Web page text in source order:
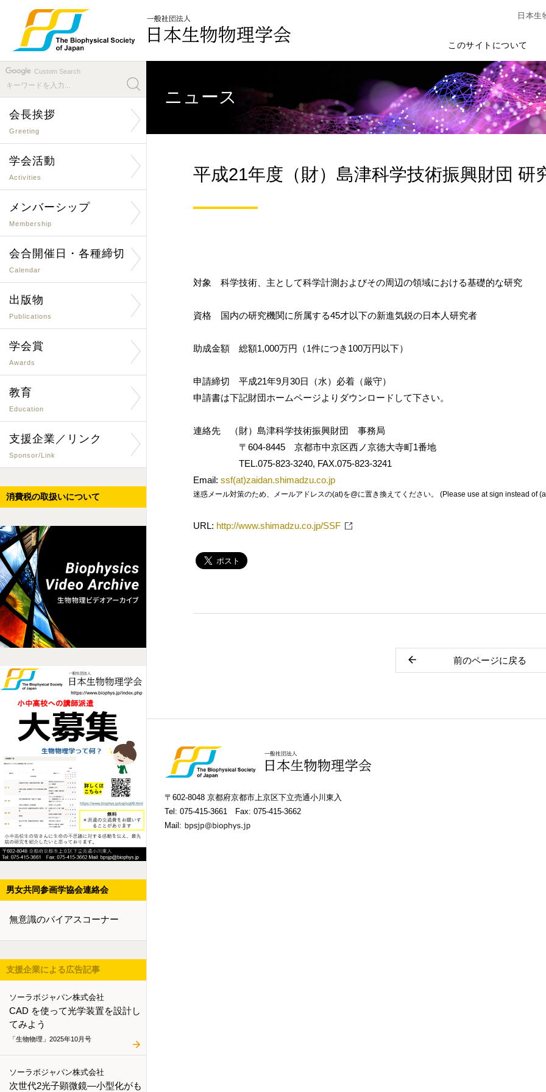
日本生
このサイトについて
Custom Search
会長挨拶
Greeting
学会活動
Activities
メンバーシップ
Membership
会合開催日・各種締切
Calendar
出版物
Publications
学会賞
Awards
教育
Education
支援企業／リンク
Sponsor/Link
消費税の取扱いについて
男女共同参画学協会連絡会
無意識のバイアスコーナー
支援企業による広告記事
ソーラボジャパン株式会社
CAD を使って光学装置を設計し
てみよう
「生物物理」2025年10月号
ソーラボジャパン株式会社
次世代2光子顕微鏡―小型化がも
ニュース
平成21年度（財）島津科学技術振興財団 研
対象 科学技術、主として科学計測およびその周辺の領域における基礎的な研究
資格 国内の研究機関に所属する45才以下の新進気鋭の日本人研究者
助成金額 総額1,000万円（1件につき100万円以下）
申請締切 平成21年9月30日（水）必着（厳守）
申請書は下記財団ホームページよりダウンロードして下さい。
連絡先 （財）島津科学技術振興財団 事務局
〒604-8445 京都市中京区西ノ京徳大寺町1番地
TEL.075-823-3240, FAX.075-823-3241
Email: ssf(at)zaidan.shimadzu.co.jp
迷惑メール対策のため、メールアドレスの(at)を@に置き換えてください。 (Please use at sign instead of
URL: http://www.shimadzu.co.jp/SSF
前のページに戻る
〒602-8048 京都府京都市上京区下立売通小川東入
Tel: 075-415-3661 Fax: 075-415-3662
Mail: